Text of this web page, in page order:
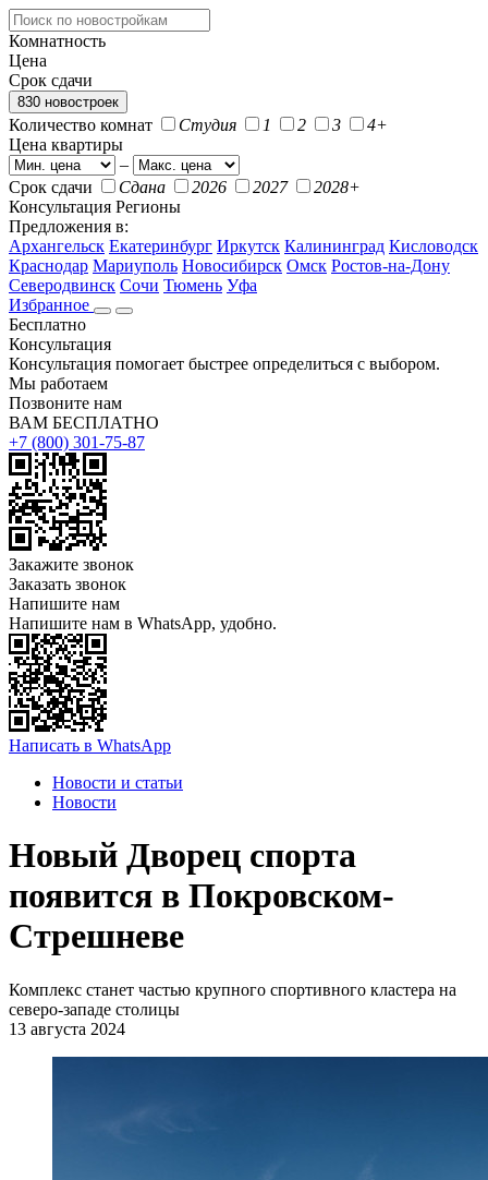
Комнатность
Цена
Срок сдачи
830 новостроек
Количество комнат Студия 1 2 3
4+
Цена квартиры
–
Срок сдачи
Сдана 2026 2027
2028+
Консультация Регионы
Предложения в:
Архангельск Екатеринбург Иркутск Калининград Кисловодск
Краснодар Мариуполь Новосибирск Омск Ростов-на-Дону
Северодвинск Сочи Тюмень Уфа
Избранное
Бесплатно
Консультация
Консультация помогает быстрее определиться с выбором.
Мы работаем
Позвоните нам
ВАМ БЕСПЛАТНО
+7 (800) 301-75-87
Закажите звонок
Заказать звонок
Напишите нам
Напишите нам в WhatsApp, удобно.
Написать в WhatsApp
Новости и статьи
Новости
Новый Дворец спорта
появится в Покровском-
Стрешневе
Комплекс станет частью крупного спортивного кластера на
северо-западе столицы
13 августа 2024